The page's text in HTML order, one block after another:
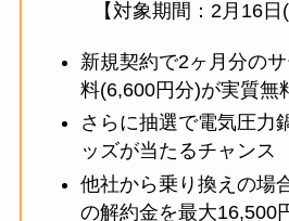
【対象期間：2月16日
新規契約で2ヶ月分の
料(6,600円分)が実質無
さらに抽選で電気圧力
ッズが当たるチャンス
他社から乗り換えの場
の解約金を最大16,500